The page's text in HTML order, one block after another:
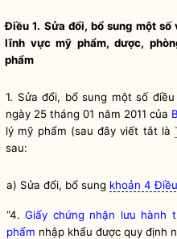
Điều 1. Sửa đổi, bổ sung một số
lĩnh vực mỹ phẩm, dược,
phẩm
1. Sửa đổi, bổ sung một số điều
ngày 25 tháng 01 năm 2011 của
lý mỹ phẩm (sau đây viết tắt là
sau:
a) Sửa đổi, bổ sung khoản 4
“4.Giấy chứng nhận lưu hành
phẩm nhập khẩu được quy định